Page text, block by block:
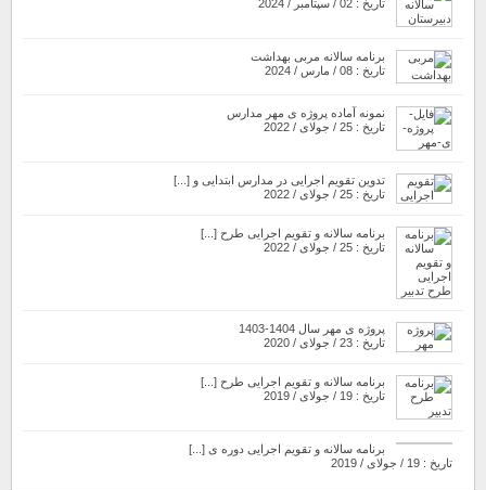
تاریخ : 02 / سپتامبر / 2024
برنامه سالانه مربی بهداشت
تاریخ : 08 / مارس / 2024
نمونه آماده پروژه ی مهر مدارس
تاریخ : 25 / جولای / 2022
تدوین تقویم اجرایی در مدارس ابتدایی و [...]
تاریخ : 25 / جولای / 2022
برنامه سالانه و تقویم اجرایی طرح [...]
تاریخ : 25 / جولای / 2022
پروژه ی مهر سال 1404-1403
تاریخ : 23 / جولای / 2020
برنامه سالانه و تقویم اجرایی طرح [...]
تاریخ : 19 / جولای / 2019
برنامه سالانه و تقویم اجرایی دوره ی [...]
تاریخ : 19 / جولای / 2019